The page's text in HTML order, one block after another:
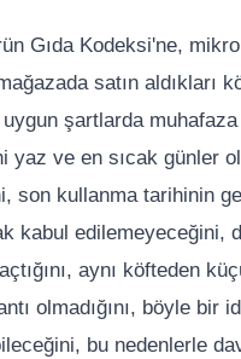
Gıda Kodeksi'ne,
satın aldıkları
uygun şartlarda
yaz ve en sıcak günler
son kullanma tarihinin
kabul edilemeyeceğini,
aynı köfteden
olmadığını, böyle
bu nedenlerle